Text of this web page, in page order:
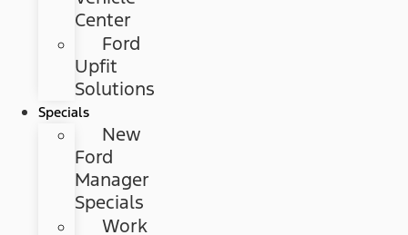
Center
Ford
Upfit
Solutions
Specials
New
Ford
Manager
Specials
Work